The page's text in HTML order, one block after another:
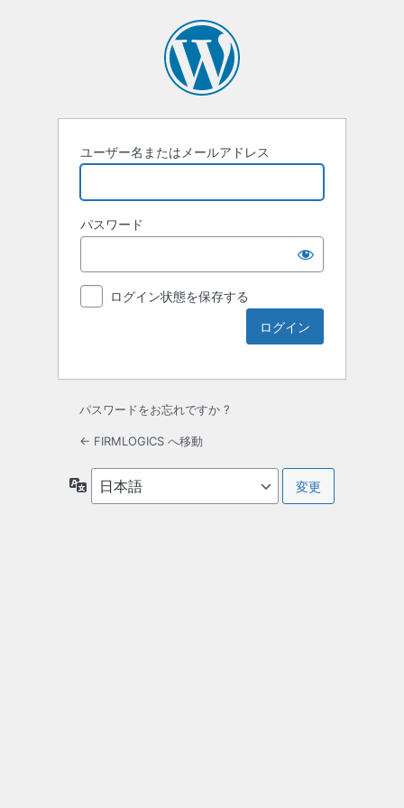
ユーザー名またはメールアドレス
パスワード
ログイン状態を保存する
パスワードをお忘れですか ?
← FIRMLOGICS へ移動
語